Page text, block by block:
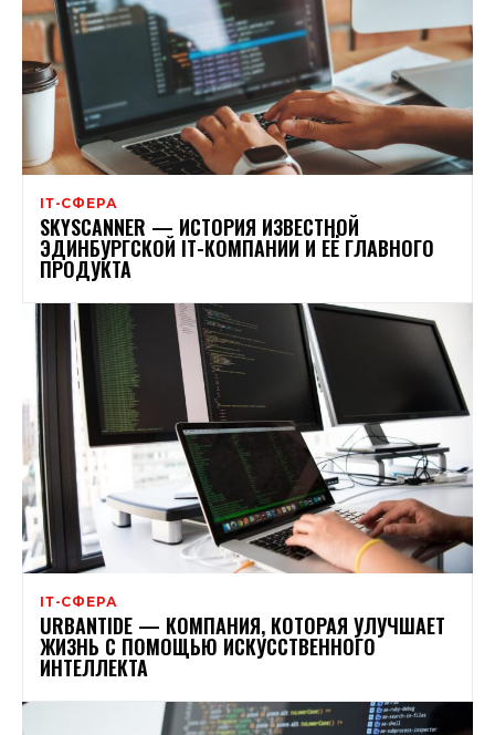
ІТ-СФЕРА
SKYSCANNЕR — ИСТОРИЯ ИЗВЕСТНОЙ
ЭДИНБУРГСКОЙ ІТ-КОМПАНИИ И ЕЁ ГЛАВНОГО
ПРОДУКТА
ІТ-СФЕРА
URBАNTIDE — КОМПАНИЯ, КОТОРАЯ УЛУЧШАЕТ
ЖИЗНЬ С ПОМОЩЬЮ ИСКУССТВЕННОГО
ИНТЕЛЛЕКТА